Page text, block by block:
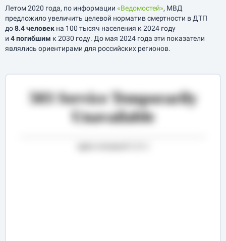
Летом 2020 года, по информации «Ведомостей», МВД
предложило увеличить целевой норматив смертности в ДТП
до8.4 человек на 100 тысяч населения к 2024 году
и 4 погибшим к 2030 году. До мая 2024 года эти показатели
являлись ориентирами для российских регионов.